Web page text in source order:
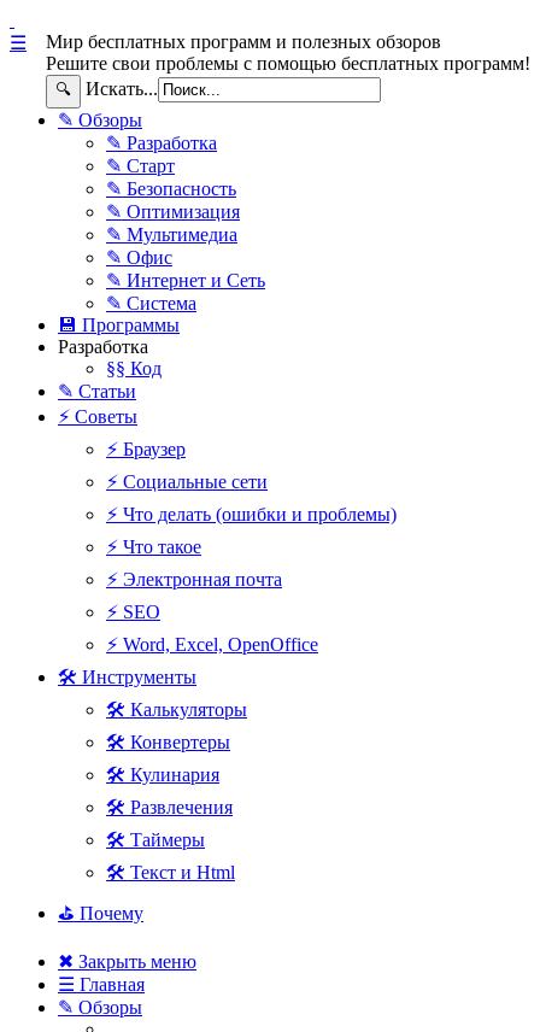
Мир бесплатных программ и полезных обзоров
Решите свои проблемы с помощью бесплатных программ!
🔍 Искать...
☰
✎ Обзоры
✎ Разработка
✎ Старт
✎ Безопасность
✎ Оптимизация
✎ Мультимедиа
✎ Офис
✎ Интернет и Сеть
✎ Система
💾 Программы
Разработка
§§ Код
✎ Статьи
⚡ Советы
⚡ Браузер
⚡ Социальные сети
⚡ Что делать (ошибки и проблемы)
⚡ Что такое
⚡ Электронная почта
⚡ SEO
⚡ Word, Excel, OpenOffice
🛠 Инструменты
🛠 Калькуляторы
🛠 Конвертеры
🛠 Кулинария
🛠 Развлечения
🛠 Таймеры
🛠 Текст и Html
⛳ Почему
✖ Закрыть меню
☰ Главная
✎ Обзоры